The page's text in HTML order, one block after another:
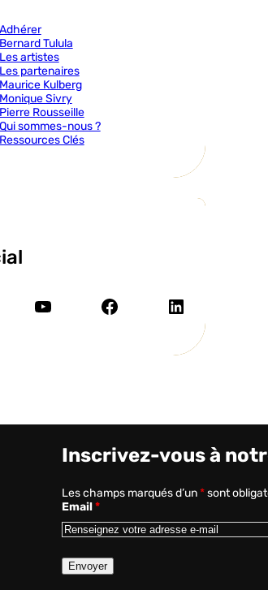
Adhérer
Bernard Tulula
Les artistes
Les partenaires
Maurice Kulberg
Monique Sivry
Pierre Rousseille
Qui sommes-nous ?
Ressources Clés
YouTube Facebook LinkedIn
Inscrivez-vous à
Les champs marqués d’un*sont
Email*